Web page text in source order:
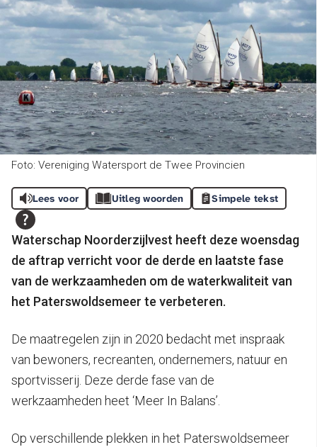
Foto: Vereniging Watersport de Twee Provincien
Lees voor Uitleg woorden Simpele tekst
Waterschap Noorderzijlvest heeft deze woensdag
de aftrap verricht voor de derde en laatste fase
van de werkzaamheden om de waterkwaliteit van
het Paterswoldsemeer te verbeteren.
De maatregelen zijn in 2020 bedacht met inspraak
van bewoners, recreanten, ondernemers, natuur en
sportvisserij. Deze derde fase van de
werkzaamheden heet ‘Meer In Balans’.
Op verschillende plekken in het Paterswoldsemeer